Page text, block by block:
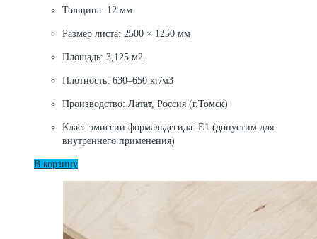
Толщина: 12 мм
Размер листа: 2500 × 1250 мм
Площадь: 3,125 м2
Плотность: 630–650 кг/м3
Производство: Латат, Россия (г.Томск)
Класс эмиссии формальдегида: E1 (допустим для
внутреннего применения)
В корзину